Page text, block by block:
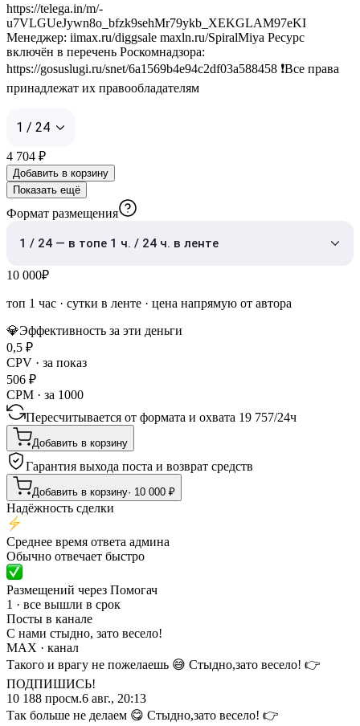
https://telega.in/m/-
u7VLGUeJywn8o_bfzk9sehMr79ykb_XEKGLAM97eKI
Менеджер: iimax.ru/diggsale maxln.ru/SpiralMiya Ресурс
включён в перечень Роскомнадзора:
https://gosuslugi.ru/snet/6a1569b4e94c2df03a588458 ❗Все права
принадлежат их правообладателям
1 / 24
4 704 ₽
Добавить в корзину
Показать ещё
Формат размещения
1 / 24 — в топе 1 ч. / 24 ч. в ленте
10 000₽
топ 1 час · сутки в ленте · цена напрямую от автора
💎Эффективность за эти деньги
0,5 ₽
CPV · за показ
506 ₽
CPM · за 1000
Пересчитывается от формата и охвата 19 757/24ч
Добавить в корзину
Гарантия выхода поста и возврат средств
Добавить в корзину· 10 000 ₽
Надёжность сделки
Среднее время ответа админа
Обычно отвечает быстро
Размещений через Помогач
1 · все вышли в срок
Посты в канале
С нами стыдно, зато весело!
MAX · канал
Такого и врагу не пожелаешь 😅 Стыдно,зато весело! 👉
ПОДПИШИСЬ!
10 188 просм.6 авг., 20:13
Так больше не делаем 😋 Стыдно,зато весело! 👉